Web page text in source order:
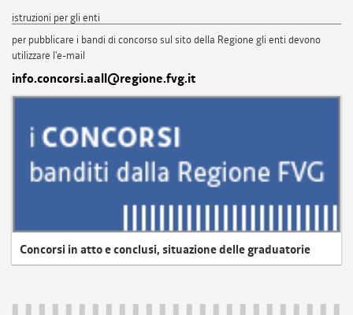
istruzioni per gli enti
per pubblicare i bandi di concorso sul sito della Regione gli enti devono
utilizzare l'e-mail
info.concorsi.aall@regione.fvg.it
Concorsi in atto e conclusi, situazione delle graduatorie